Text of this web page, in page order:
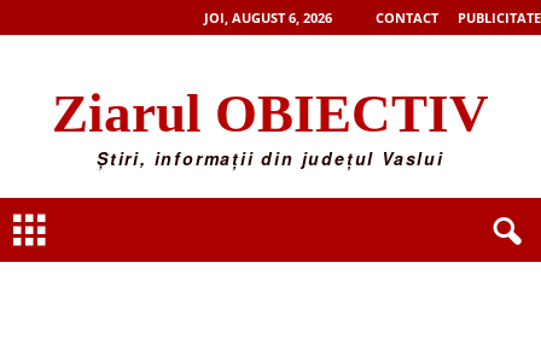
JOI, AUGUST 6, 2026 CONTACT PUBLICITATE
Ziarul OBIECTIV
Știri, informații din județul Vaslui